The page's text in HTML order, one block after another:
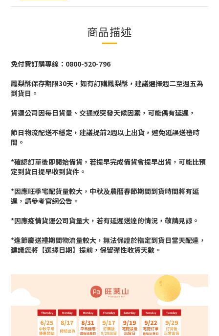
商品描述
免付費訂購專線：0800-520-796
鳳梨酥保存期限30天，如有訂購鳳梨酥，建議選擇週二至週五為
到貨日。
貨運公司因每日貨量、交通或突發天候因素，可能偶有延遲，
節日物流配送不穩定，建議提前2週以上出貨，避免延誤送禮時
間。
*確認訂單後即開始備貨，若提早完成備貨會提早出貨，可能比預
定到貨日提早收到貨件。
*因應旺季宅配貨量較大，中秋及農曆春節期間到貨時間將有延
遲，請參考官網公告。
*因應疫情貨運公司貨量大，若有延遲送達的情況，敬請見諒。
*逢節慶送禮期間物流量較大，無法保證於指定到貨日當天配達，
建議您將【選擇日期】提前，保留彈性收貨天數。